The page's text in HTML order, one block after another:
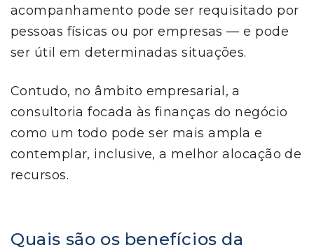
acompanhamento pode ser requisitado por
pessoas físicas ou por empresas — e pode
ser útil em determinadas situações.
Contudo, no âmbito empresarial, a
consultoria focada às finanças do negócio
como um todo pode ser mais ampla e
contemplar, inclusive, a melhor alocação de
recursos.
Quais são os benefícios da